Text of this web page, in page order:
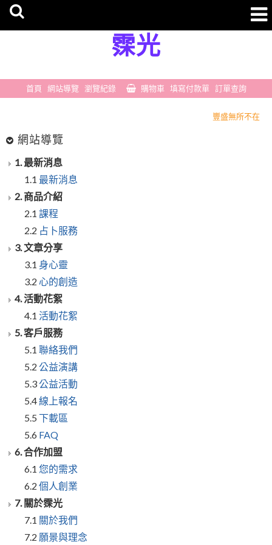
霂光
首頁 網站導覽 瀏覽紀錄 購物車 填寫付款單 訂單查詢
豐盛無所不在
網站導覽
1. 最新消息
1.1 最新消息
2. 商品介紹
2.1 課程
2.2 占卜服務
3. 文章分享
3.1 身心靈
3.2 心的創造
4. 活動花絮
4.1 活動花絮
5. 客戶服務
5.1 聯絡我們
5.2 公益演講
5.3公益活動
5.4線上報名
5.5 下載區
5.6 FAQ
6. 合作加盟
6.1 您的需求
6.2 個人創業
7. 關於霂光
7.1 關於我們
7.2 願景與理念